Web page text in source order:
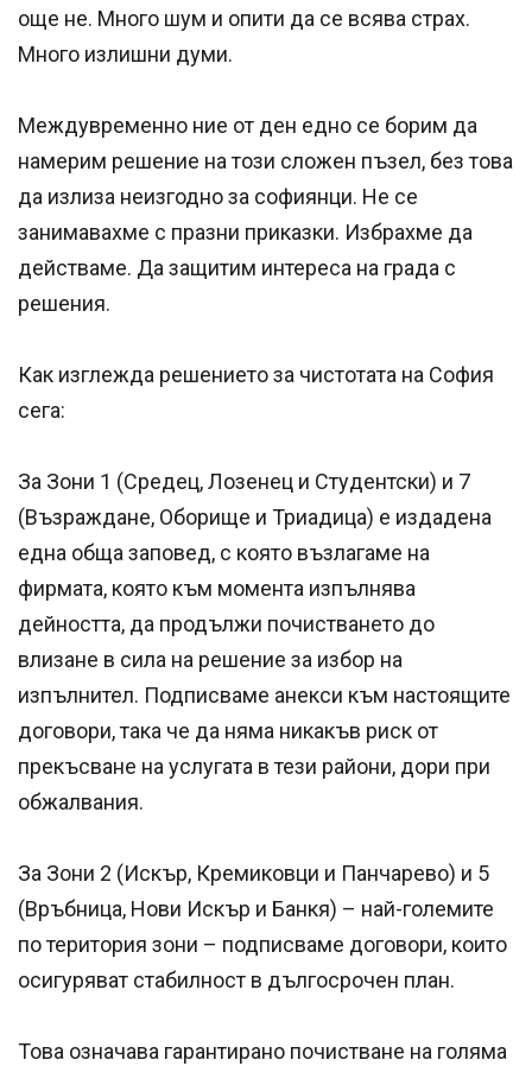
още не. Много шум и опити да се всява страх.
Много излишни думи.
Междувременно ние от ден едно се борим да
намерим решение на този сложен пъзел, без това
да излиза неизгодно за софиянци. Не се
занимавахме с празни приказки. Избрахме да
действаме. Да защитим интереса на града с
решения.
Как изглежда решението за чистотата на София
сега:
За Зони 1 (Средец, Лозенец и Студентски) и 7
(Възраждане, Оборище и Триадица) е издадена
една обща заповед, с която възлагаме на
фирмата, която към момента изпълнява
дейността, да продължи почистването до
влизане в сила на решение за избор на
изпълнител. Подписваме анекси към настоящите
договори, така че да няма никакъв риск от
прекъсване на услугата в тези райони, дори при
обжалвания.
За Зони 2 (Искър, Кремиковци и Панчарево) и 5
(Връбница, Нови Искър и Банкя) – най-големите
по територия зони – подписваме договори, които
осигуряват стабилност в дългосрочен план.
Това означава гарантирано почистване на голяма